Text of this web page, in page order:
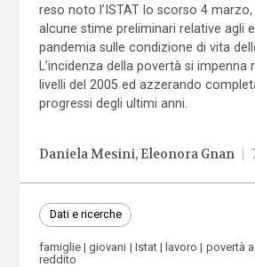
reso noto l’ISTAT lo scorso 4
alcune stime preliminari relative agli
pandemia sulle condizione di vita
L’incidenza della povertà si impenna
livelli del 2005 ed azzerando
progressi degli ultimi anni.
Daniela Mesini Eleonora Gnan |
Dati e ricerche
famiglie giovani Istat lavoro
povertà
reddito